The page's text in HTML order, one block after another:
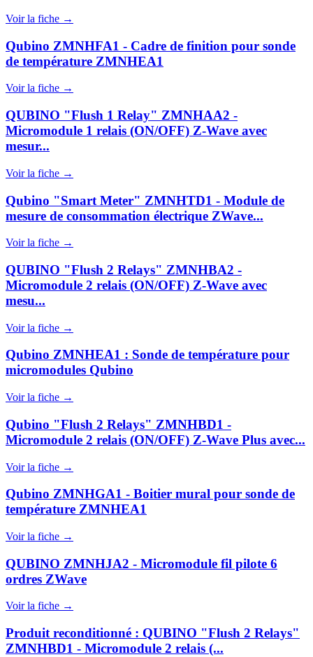
Voir la fiche →
Qubino ZMNHFA1 - Cadre de finition pour sonde
de température ZMNHEA1
Voir la fiche →
QUBINO "Flush 1 Relay" ZMNHAA2 -
Micromodule 1 relais (ON/OFF) Z‑Wave avec
mesur...
Voir la fiche →
Qubino "Smart Meter" ZMNHTD1 - Module de
mesure de consommation électrique ZWave...
Voir la fiche →
QUBINO "Flush 2 Relays" ZMNHBA2 -
Micromodule 2 relais (ON/OFF) Z‑Wave avec
mesu...
Voir la fiche →
Qubino ZMNHEA1 : Sonde de température pour
micromodules Qubino
Voir la fiche →
Qubino "Flush 2 Relays" ZMNHBD1 -
Micromodule 2 relais (ON/OFF) Z-Wave Plus avec...
Voir la fiche →
Qubino ZMNHGA1 - Boitier mural pour sonde de
température ZMNHEA1
Voir la fiche →
QUBINO ZMNHJA2 - Micromodule fil pilote 6
ordres ZWave
Voir la fiche →
Produit reconditionné : QUBINO "Flush 2 Relays"
ZMNHBD1 - Micromodule 2 relais (...